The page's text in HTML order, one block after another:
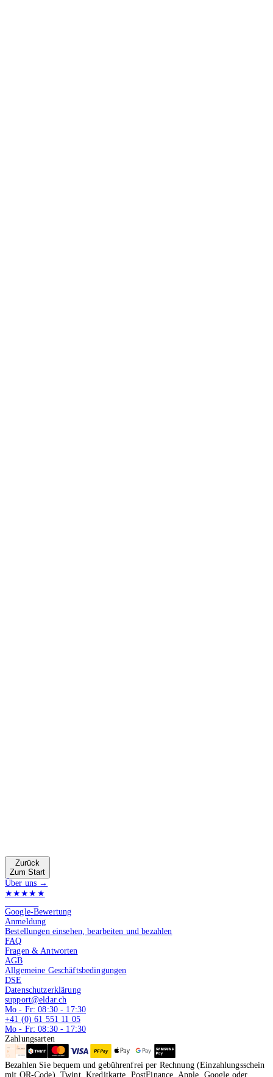
Zurück
Zum Start
Über uns →
★★★★★
Google-Bewertung
Anmeldung
Bestellungen einsehen, bearbeiten und bezahlen
FAQ
Fragen & Antworten
AGB
Allgemeine Geschäftsbedingungen
DSE
Datenschutzerklärung
support@eldar.ch
Mo - Fr: 08:30 - 17:30
+41 (0) 61 551 11 05
Mo - Fr: 08:30 - 17:30
Zahlungsarten
Bezahlen Sie bequem und gebührenfrei per Rechnung (Einzahlungsschein
mit QR-Code), Twint, Kreditkarte, PostFinance, Apple, Google oder